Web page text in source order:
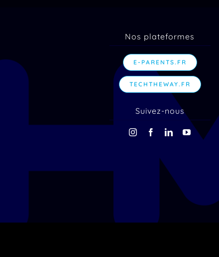
Nos plateformes
E-PARENTS.FR
TECHTHEWAY.FR
Suivez-nous